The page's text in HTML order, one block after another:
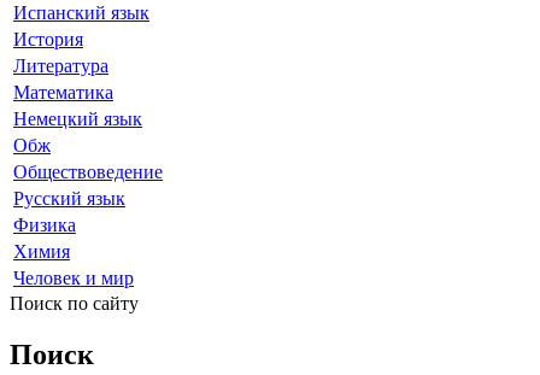
Испанский язык
История
Литература
Математика
Немецкий язык
Обж
Обществоведение
Русский язык
Физика
Химия
Человек и мир
Поиск по сайту
Поиск